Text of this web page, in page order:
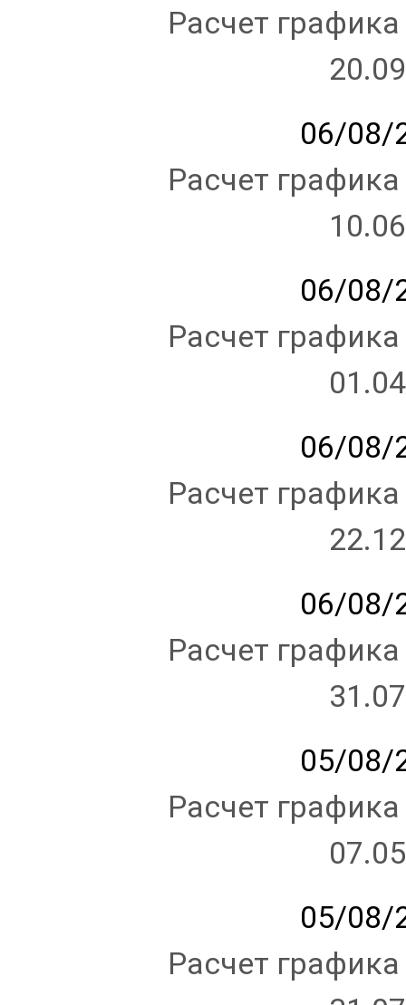
Расчет
06/08/
Расчет
06/08/
Расчет
06/08/
Расчет
06/08/
Расчет
05/08/
Расчет
05/08/
Расчет